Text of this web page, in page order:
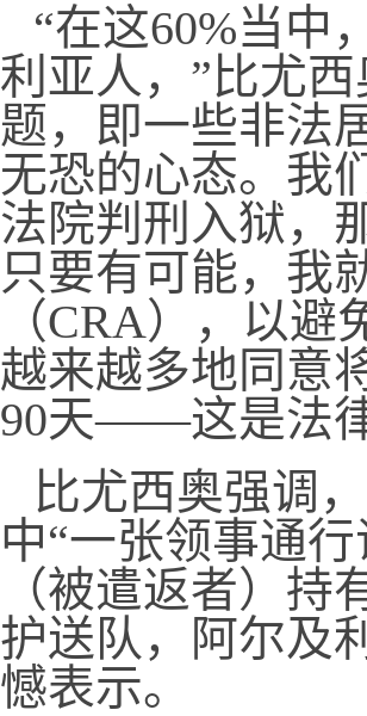
“在这60%当中
利亚人，”比尤
题，即一些非法
无恐的心态。我
法院判刑入狱，
只要有可能，我
（CRA），以
越来越多地同意
90天——这是法
比尤西奥强调
中“一张领事通
（被遣返者）
护送队，阿尔及
憾表示。